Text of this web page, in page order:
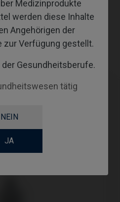
Medizinprodukte
werden diese Inhalte
Angehörigen der
zur Verfügung gestellt.
Gesundheitsberufe.
tätig
NEIN
JA